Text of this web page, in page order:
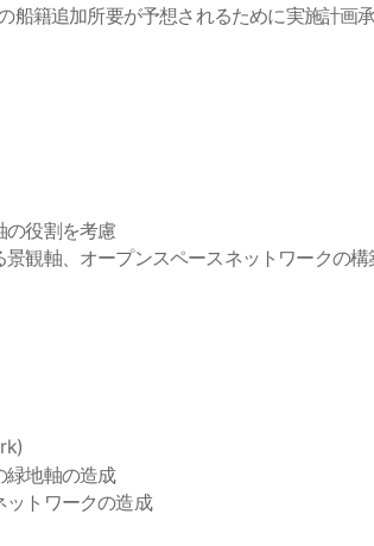
船籍追加所要が予想されるために実施計画
の役割を考慮
観軸、オープンスペースネットワークの構
緑地軸の造成
ットワークの造成